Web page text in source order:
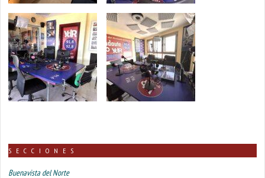
SECCIONES
Buenavista del Norte